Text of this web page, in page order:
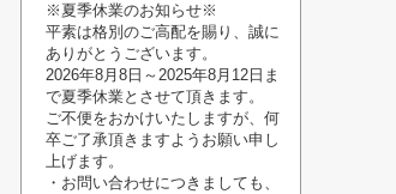
※夏季休業のお知らせ※
平素は格別のご高配を賜り、誠に
ありがとうございます。
2026年8月8日～2025年8月12日ま
で夏季休業とさせて頂きます。
ご不便をおかけいたしますが、何
卒ご了承頂きますようお願い申し
上げます。
・お問い合わせにつきましても、